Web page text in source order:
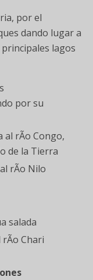
por el
dando lugar a
principales lagos
por su
al rÃ­o Congo,
de la Tierra
rÃ­o Nilo
salada
rÃ­o Chari